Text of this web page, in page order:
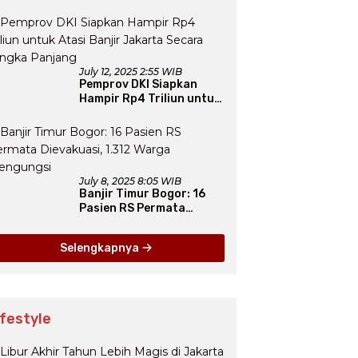
Arab Saudi
July 12, 2025 2:55 WIB
Pemprov DKI Siapkan
Hampir Rp4 Triliun untuk
Secara Jangka Panjang
July 8, 2025 8:05 WIB
Banjir Timur Bogor: 16
Pasien RS Permata
Mengungsi
Selengkapnya